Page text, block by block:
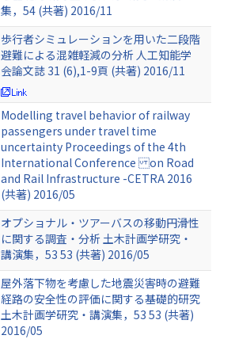
集，54 (共著) 2016/11
歩行者シミュレーションを用いた二段階
避難による混雑軽減の分析 人工知能学
会論文誌 31 (6),1-9頁 (共著) 2016/11
Modelling travel behavior of railway
passengers under travel time
uncertainty Proceedings of the 4th
International Conference on Road
and Rail Infrastructure -CETRA 2016
(共著) 2016/05
オプショナル・ツアーバスの移動円滑性
に関する調査・分析 土木計画学研究・
講演集，53 53 (共著) 2016/05
屋外落下物を考慮した地震災害時の避難
経路の安全性の評価に関する基礎的研究
土木計画学研究・講演集，53 53 (共著)
2016/05